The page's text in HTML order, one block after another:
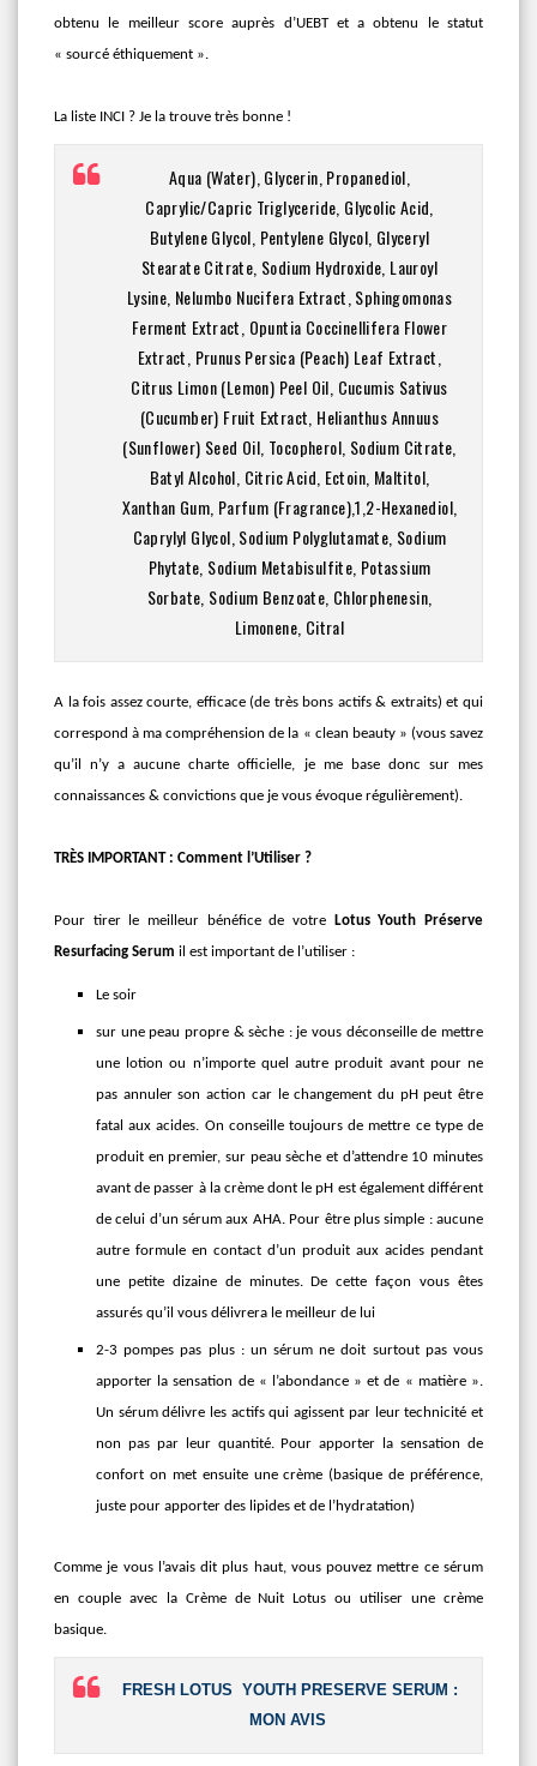
obtenu le meilleur score auprès d’UEBT et a obtenu le statut
« sourcé éthiquement ».
La liste INCI ? Je la trouve très bonne !
Aqua (Water), Glycerin, Propanediol,
Caprylic/Capric Triglyceride, Glycolic Acid,
Butylene Glycol, Pentylene Glycol, Glyceryl
Stearate Citrate, Sodium Hydroxide, Lauroyl
Lysine, Nelumbo Nucifera Extract, Sphingomonas
Ferment Extract, Opuntia Coccinellifera Flower
Extract, Prunus Persica (Peach) Leaf Extract,
Citrus Limon (Lemon) Peel Oil, Cucumis Sativus
(Cucumber) Fruit Extract, Helianthus Annuus
(Sunflower) Seed Oil, Tocopherol, Sodium Citrate,
Batyl Alcohol, Citric Acid, Ectoin, Maltitol,
Xanthan Gum, Parfum (Fragrance),1,2-Hexanediol,
Caprylyl Glycol, Sodium Polyglutamate, Sodium
Phytate, Sodium Metabisulfite, Potassium
Sorbate, Sodium Benzoate, Chlorphenesin,
Limonene, Citral
A la fois assez courte, efficace (de très bons actifs & extraits) et qui
correspond à ma compréhension de la « clean beauty » (vous savez
qu’il n’y a aucune charte officielle, je me base donc sur mes
connaissances & convictions que je vous évoque régulièrement).
TRÈS IMPORTANT : Comment l’Utiliser ?
Pour tirer le meilleur bénéfice de votre
Lotus Youth Préserve
Resurfacing Serum il est important de l’utiliser :
Le soir
sur une peau propre & sèche : je vous déconseille de mettre
une lotion ou n’importe quel autre produit avant pour ne
pas annuler son action car le changement du pH peut être
fatal aux acides. On conseille toujours de mettre ce type de
produit en premier, sur peau sèche et d’attendre 10 minutes
avant de passer à la crème dont le pH est également différent
de celui d’un sérum aux AHA. Pour être plus simple : aucune
autre formule en contact d’un produit aux acides pendant
une petite dizaine de minutes. De cette façon vous êtes
assurés qu’il vous délivrera le meilleur de lui
2-3 pompes pas plus : un sérum ne doit surtout pas vous
apporter la sensation de « l’abondance » et de « matière ».
Un sérum délivre les actifs qui agissent par leur technicité et
non pas par leur quantité. Pour apporter la sensation de
confort on met ensuite une crème (basique de préférence,
juste pour apporter des lipides et de l’hydratation)
Comme je vous l’avais dit plus haut, vous pouvez mettre ce sérum
en couple avec la Crème de Nuit Lotus ou utiliser une crème
basique.
FRESH LOTUS YOUTH PRESERVE SERUM :
MON AVIS